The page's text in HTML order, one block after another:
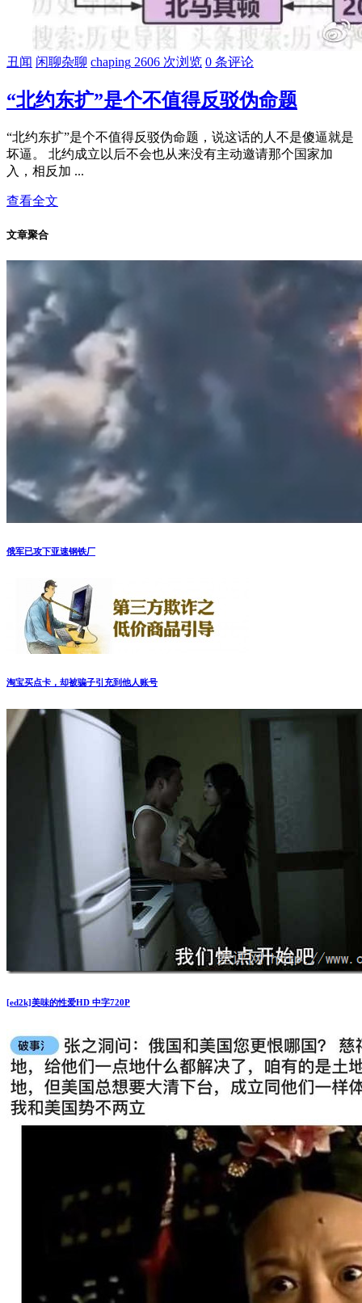
丑闻 闲聊杂聊 chaping 2606 次浏览 0 条评论
“北约东扩”是个不值得反驳伪命题
“北约东扩”是个不值得反驳伪命题，说这话的人不是傻逼就是
坏逼。 北约成立以后不会也从来没有主动邀请那个国家加
入，相反加 ...
查看全文
文章聚合
俄军已攻下亚速钢铁厂
淘宝买点卡，却被骗子引充到他人账号
[ed2k]美味的性爱HD 中字720P